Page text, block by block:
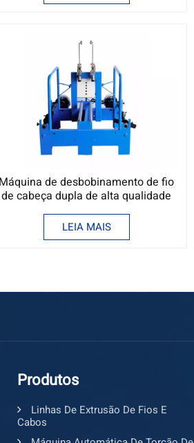
Máquina de desbobinamento de fio
de cabeça dupla de alta qualidade
de 630 mm
LEIA MAIS
Produtos
Linhas De Extrusão De Fios E
Cabos